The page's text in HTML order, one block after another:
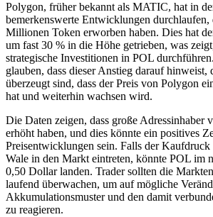
Polygon, früher bekannt als MATIC, hat in
bemerkenswerte Entwicklungen
Millionen Token erworben haben. Dies hat
um fast 30 % in die Höhe getrieben, was
strategische Investitionen in POL
glauben, dass dieser Anstieg darauf hinweist,
überzeugt sind, dass der Preis von Polygon
hat und weiterhin wachsen wird.
Die Daten zeigen, dass große Adressinhaber
erhöht haben, und dies könnte ein positives
Preisentwicklungen sein. Falls der
Wale in den Markt eintreten, könnte POL im
0,50 Dollar landen. Trader sollten die
laufend überwachen, um auf mögliche
Akkumulationsmuster und den damit
zu reagieren.